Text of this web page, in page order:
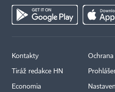
Kontakty
Tiráž redakce HN
Economia